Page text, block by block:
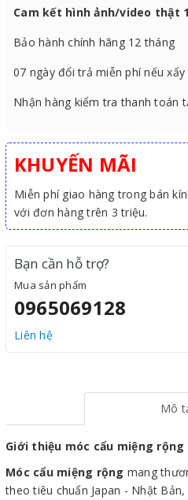
Cam kết hình ảnh/video thật
Bảo hành chính hãng 12 tháng
07 ngày đổi trả miễn phí nếu
Nhận hàng kiểm tra thanh toán
KHUYẾN MÃI
Miễn phí giao hàng trong bán
với đơn hàng trên 3 triệu.
Bạn cần hỗ trợ?
Mua sản phẩm
0965069128
Liên hệ
Mô
Giới thiệu móc cẩu miệng rộng
Móc cẩu miệng rộng mang
theo tiêu chuẩn Japan - Nhật